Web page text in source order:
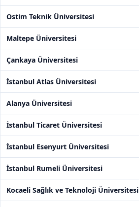
Ostim Teknik Üniversitesi
Maltepe Üniversitesi
Çankaya Üniversitesi
İstanbul Atlas Üniversitesi
Alanya Üniversitesi
İstanbul Ticaret Üniversitesi
İstanbul Esenyurt Üniversitesi
İstanbul Rumeli Üniversitesi
Kocaeli Sağlık ve Teknoloji Üniversitesi